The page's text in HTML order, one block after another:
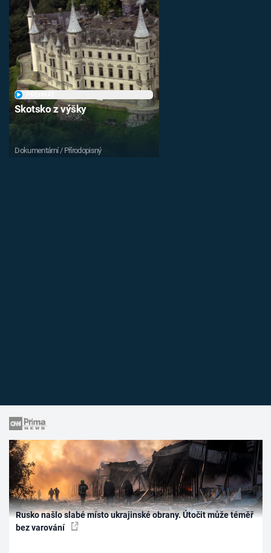
Skotsko z výšky
Dokumentární / Přírodopisný
Rusko našlo slabé místo ukrajinské obrany. Útočit může téměř
bez varování